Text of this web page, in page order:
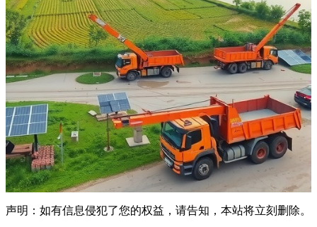
声明：如有信息侵犯了您的权益，请告知，本站将立刻删除。